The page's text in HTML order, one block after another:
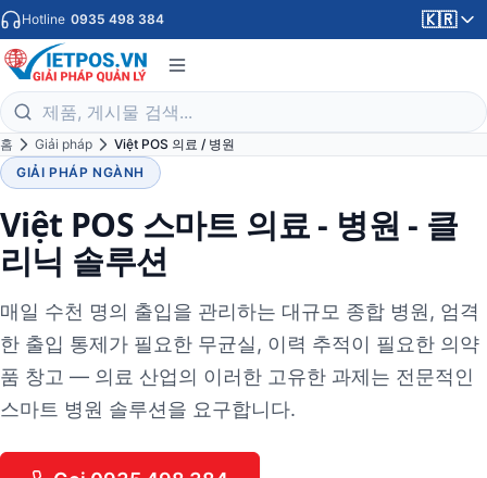
Hotline 0935 498 384 🇰🇷
홈 Giải pháp
Việt POS 의료 / 병원
GIẢI PHÁP NGÀNH
Việt POS 스마트 의료 - 병원 - 클
리닉 솔루션
매일 수천 명의 출입을 관리하는 대규모 종합 병원, 엄격
한 출입 통제가 필요한 무균실, 이력 추적이 필요한 의약
품 창고 — 의료 산업의 이러한 고유한 과제는 전문적인
스마트 병원 솔루션을 요구합니다.